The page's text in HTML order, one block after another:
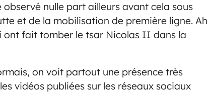
nulle part ailleurs avant cela sous
et de la mobilisation de première ligne. Ah
ont fait tomber le tsar Nicolas II dans la
on voit partout une présence très
vidéos publiées sur les réseaux sociaux